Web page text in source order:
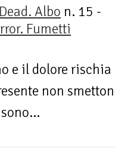
Albo n. 15 -
Fumetti
e il dolore
non